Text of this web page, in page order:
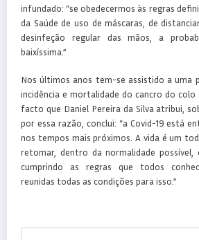
infundado: “se obedecermos às regras
da Saúde de uso de máscaras, de
desinfeção regular das mãos, a
baixíssima.”
Nos últimos anos tem-se assistido a uma
incidência e mortalidade do cancro do
facto que Daniel Pereira da Silva atribui,
por essa razão, conclui: “a Covid-19 está
nos tempos mais próximos. A vida é um
retomar, dentro da normalidade possível,
cumprindo as regras que todos
reunidas todas as condições para isso.”